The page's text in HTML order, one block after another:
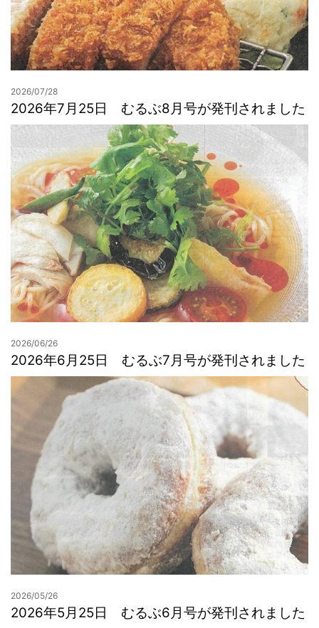
2026/07/28
2026年7月25日 むるぶ8月号が発刊されました
2026/06/26
2026年6月25日 むるぶ7月号が発刊されました
2026/05/26
2026年5月25日 むるぶ6月号が発刊されました